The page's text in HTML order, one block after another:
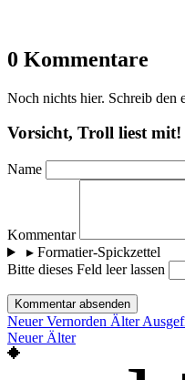
0 Kommentare
Noch nichts hier. Schreib den
Vorsicht, Troll liest mit!
Name
Kommentar
▸Formatier-Spickzettel
Bitte dieses Feld leer lassen
Kommentar absenden
Neuer Vernorden Älter
Neuer Älter